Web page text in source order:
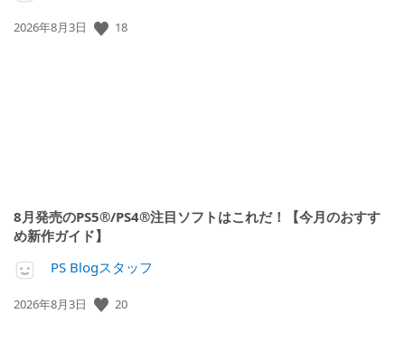
公
2026年8月3日 18
8月発売のPS5®/PS4®注目ソフトはこれだ！【今月のおすす
め新作ガイド】
PS Blogスタッフ
公
2026年8月3日 20